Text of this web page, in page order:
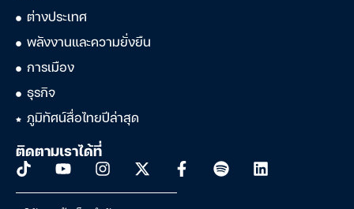
ต่างประเทศ
พลังงานและความยั่งยืน
การเมือง
ธุรกิจ
ภูมิทัศน์สื่อไทยปีล่าสุด
ติดตามเราได้ที่